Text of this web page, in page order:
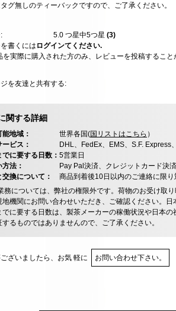
グ無しのティーバックですので、ご了承ください。
5.0 つ星中5つ星 (3)
書くには ログインてください.
を実際に購入された方のみ、レビューを投稿すること
を友達と共有する:
関する詳細
地域： 世界各国(国リストはこちら ）
ビス：
DHL、FedEx、EMS、S.F. Express
でに要する日数： 5営業日
法：
Pay Pal決済、クレジットカード決
交換について：
商品到着後10日以内のご連絡に限り
務については、弊社の権限外です。荷物のお受け取
地機関にお問い合わせいただき、ご確認ください。日
でに要する日数は、製茶メーカーの稼働状況や日本
するものではありませんので、ご了承ください。
ざいましたら、お気 軽に お問い合わせ下さい。